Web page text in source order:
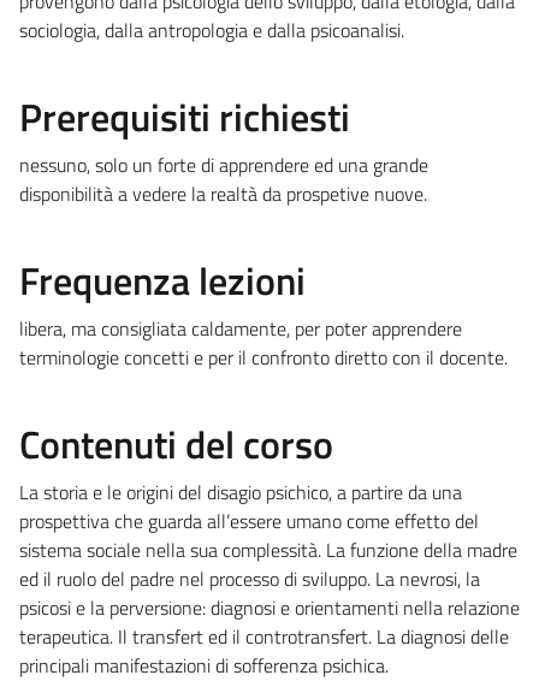
sociologia, dalla antropologia e dalla psicoanalisi.
Prerequisiti richiesti
nessuno, solo un forte di apprendere ed una grande
disponibilità a vedere la realtà da prospetive nuove.
Frequenza lezioni
libera, ma consigliata caldamente, per poter apprendere
terminologie concetti e per il confronto diretto con il docente.
Contenuti del corso
La storia e le origini del disagio psichico, a partire da una
prospettiva che guarda all’essere umano come effetto del
sistema sociale nella sua complessità. La funzione della madre
ed il ruolo del padre nel processo di sviluppo. La nevrosi, la
psicosi e la perversione: diagnosi e orientamenti nella relazione
terapeutica. Il transfert ed il controtransfert. La diagnosi delle
principali manifestazioni di sofferenza psichica.